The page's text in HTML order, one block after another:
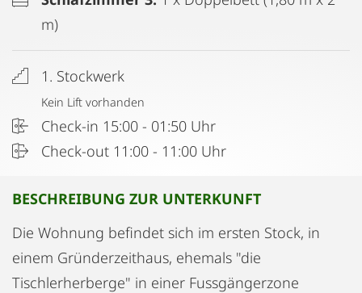
m)
1. Stockwerk
Kein Lift vorhanden
Check-in 15:00 - 01:50 Uhr
Check-out 11:00 - 11:00 Uhr
BESCHREIBUNG ZUR UNTERKUNFT
Die Wohnung befindet sich im ersten Stock, in
einem Gründerzeithaus, ehemals "die
Tischlerherberge" in einer Fussgängerzone